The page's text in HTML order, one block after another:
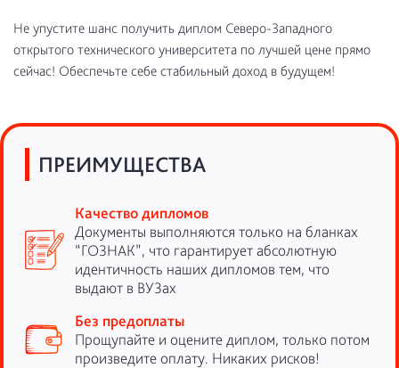
Не упустите шанс получить диплом Северо-Западного
открытого технического университета по лучшей цене прямо
сейчас! Обеспечьте себе стабильный доход в будущем!
ПРЕИМУЩЕСТВА
Качество дипломов
Документы выполняются только на бланках
“ГОЗНАК”, что гарантирует абсолютную
идентичность наших дипломов тем, что
выдают в ВУЗах
Без предоплаты
Прощупайте и оцените диплом, только потом
произведите оплату. Никаких рисков!